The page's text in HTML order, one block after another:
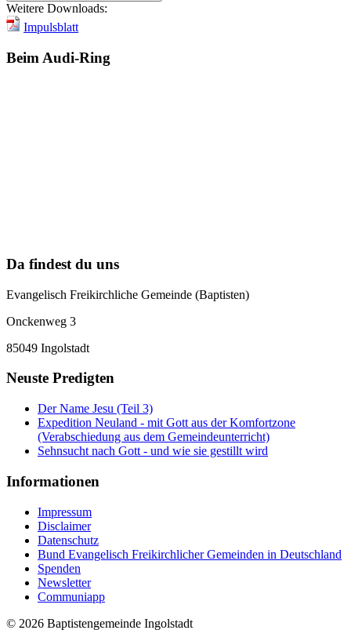
Weitere Downloads:
Impulsblatt
Beim Audi-Ring
Da findest du uns
Evangelisch Freikirchliche Gemeinde (Baptisten)
Onckenweg 3
85049 Ingolstadt
Neuste Predigten
Der Name Jesu (Teil 3)
Expedition Neuland - mit Gott aus der Komfortzone
(Verabschiedung aus dem Gemeindeunterricht)
Sehnsucht nach Gott - und wie sie gestillt wird
Informationen
Impressum
Disclaimer
Datenschutz
Bund Evangelisch Freikirchlicher Gemeinden in Deutschland
Spenden
Newsletter
Communiapp
© 2026 Baptistengemeinde Ingolstadt